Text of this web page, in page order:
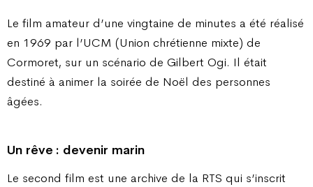
Le film amateur d’une vingtaine de minutes a été réalisé
en 1969 par l’UCM (Union chrétienne mixte) de
Cormoret, sur un scénario de Gilbert Ogi. Il était
destiné à animer la soirée de Noël des personnes
âgées.
Un rêve : devenir marin
Le second film est une archive de la RTS qui s’inscrit